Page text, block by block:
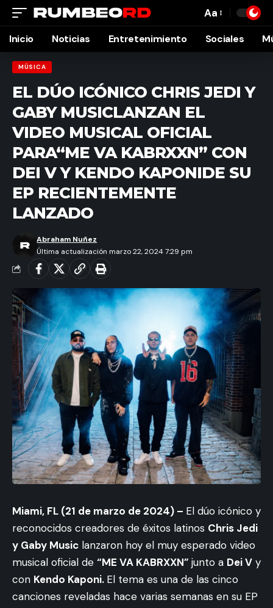
Font
Resizer
Aa
Inicio Noticias Entretenimiento Sociales
MÚSICA
EL DÚO ICÓNICO CHRIS JEDI Y
GABY MUSICLANZAN EL
VIDEO MUSICAL OFICIAL
PARA“ME VA KABRXXN” CON
DEI V Y KENDO KAPONIDE SU
EP RECIENTEMENTE
LANZADO
Última actualización marzo 22, 2024 7:29 pm
Abraham Nuñez
Miami, FL (21 de marzo de 2024) – El dúo icónico y
reconocidos creadores de éxitos latinos Chris Jedi
y Gaby Music lanzaron hoy el muy esperado video
musical oficial de “ME VA KABRXXN” junto a Dei V y
con Kendo Kaponi. El tema es una de las cinco
canciones reveladas hace varias semanas en su EP